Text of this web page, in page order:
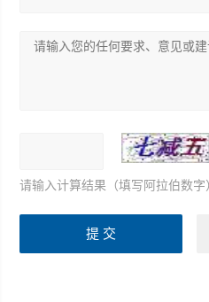
请输入计算结果（填写阿拉伯数